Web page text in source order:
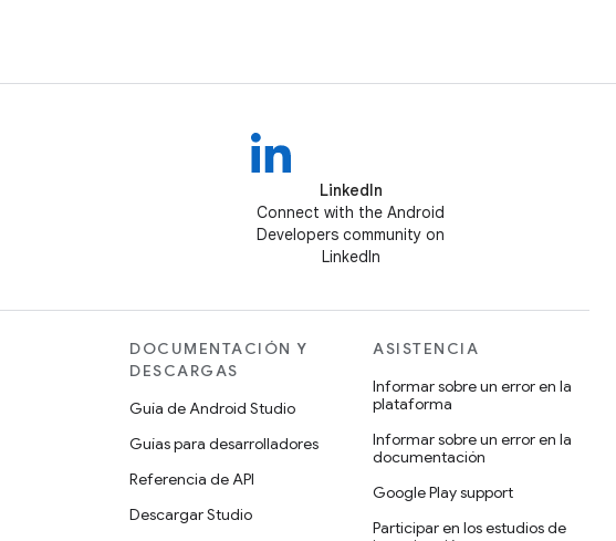
LinkedIn
Connect with the Android
Developers community on
LinkedIn
DOCUMENTACIÓN Y
DESCARGAS
Guía de Android Studio
Guías para desarrolladores
Referencia de API
Descargar Studio
ASISTENCIA
Informar sobre un error en la
plataforma
Informar sobre un error en la
documentación
Google Play support
Participar en los estudios de